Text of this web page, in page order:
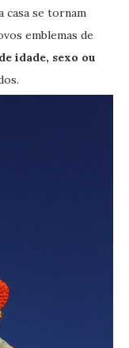
casa se tornam
emblemas de
idade, sexo ou